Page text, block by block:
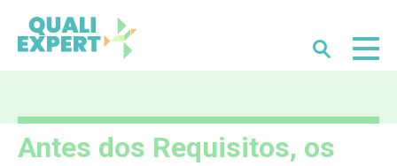
Qualiexpert
Buscar
Antes dos Requisitos, os